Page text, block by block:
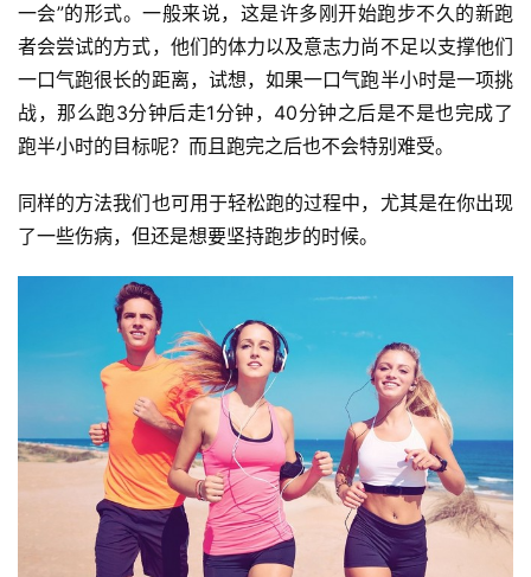
一会”的形式。一般来说，这是许多刚开始跑步不久的新跑
者会尝试的方式，他们的体力以及意志力尚不足以支撑他们
一口气跑很长的距离，试想，如果一口气跑半小时是一项挑
战，那么跑3分钟后走1分钟，40分钟之后是不是也完成了
跑半小时的目标呢？而且跑完之后也不会特别难受。
同样的方法我们也可用于轻松跑的过程中，尤其是在你出现
了一些伤病，但还是想要坚持跑步的时候。